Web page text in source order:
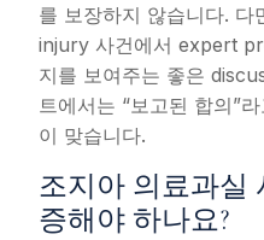
를 보장하지 않습니다.
injury 사건에서 expert
지를 보여주는 좋은
트에서는 “보고된 합의”
이 맞습니다.
조지아 의료과실
증해야 하나요?